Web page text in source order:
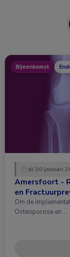
Bijeenkomst
di 30 januari
Amersfoort -
en
Om de
Osteoporose en …